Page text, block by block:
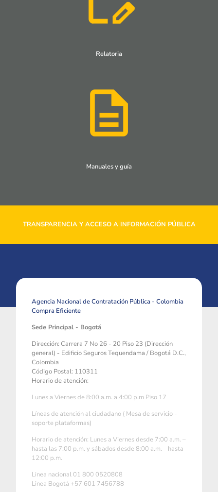
Relatoria
Manuales y guía
TRANSPARENCIA Y ACCESO A INFORMACIÓN PÚBLICA
Agencia Nacional de Contratación Pública - Colombia
Compra Eficiente
Sede Principal - Bogotá
Dirección: Carrera 7 No 26 - 20 Piso 23 (Dirección
general) - Edificio Seguros Tequendama / Bogotá D.C.,
Colombia
Código Postal: 110311
Horario de atención:
Lunes a Viernes de 8:00 a.m. a 4:00 p.m Piso 17
Líneas de atención al ciudadano ( Mesa de servicio -
soporte plataformas)
Horario de atención: Lunes a Viernes desde 7:00 a.m. –
hasta las 7:00 p.m. y sábados desde 8:00 a.m. - hasta
12:00 p.m.
Linea nacional 01 800 0520808
Linea Bogotá +57 601 7456788